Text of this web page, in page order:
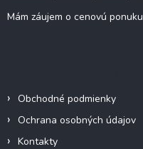
Mám záujem o cenovú ponuku
Obchodné podmienky
Ochrana osobných údajov
Kontakty